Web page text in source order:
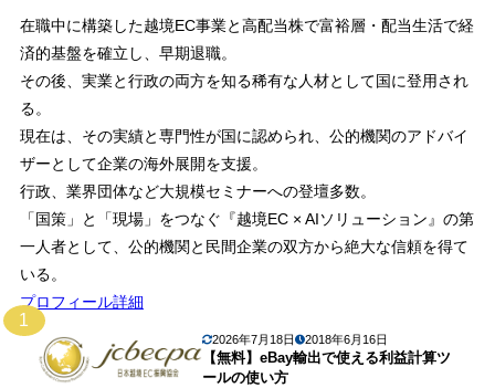
在職中に構築した越境EC事業と高配当株で富裕層・配当生活で経
済的基盤を確立し、早期退職。
その後、実業と行政の両方を知る稀有な人材として国に登用され
る。
現在は、その実績と専門性が国に認められ、公的機関のアドバイ
ザーとして企業の海外展開を支援。
行政、業界団体など大規模セミナーへの登壇多数。
「国策」と「現場」をつなぐ『越境EC × AIソリューション』の第
一人者として、公的機関と民間企業の双方から絶大な信頼を得て
いる。
プロフィール詳細
1
2026年7月18日 2018年6月16日
【無料】eBay輸出で使える利益計算ツ
ールの使い方